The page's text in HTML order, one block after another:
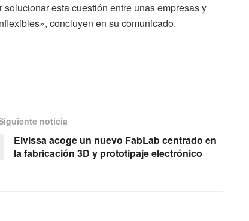
esta cuestión entre unas empresas y
concluyen en su comunicado.
noticia
Eivissa acoge un nuevo FabLab centrado en
la fabricación 3D y prototipaje electrónico